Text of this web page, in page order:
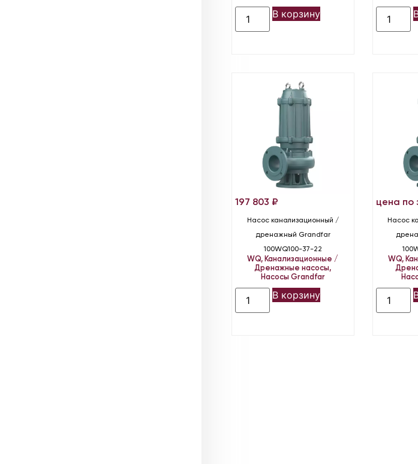
В корзину
197 803 ₽
Насос канализационный /
дренажный Grandfar
100WQ100-37-22
WQ, Канализационные /
Дренажные насосы,
Насосы Grandfar
В корзину
цена по
Насос
WQ,